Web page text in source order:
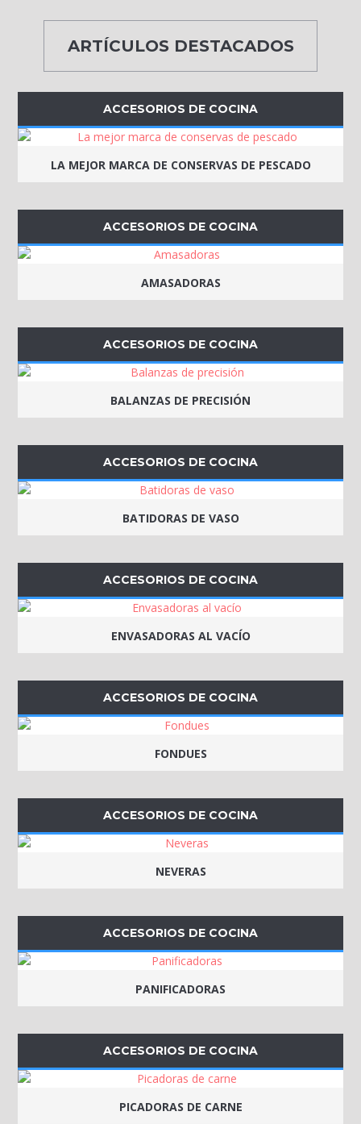
ARTÍCULOS DESTACADOS
ACCESORIOS DE COCINA
LA MEJOR MARCA DE CONSERVAS DE PESCADO
ACCESORIOS DE COCINA
AMASADORAS
ACCESORIOS DE COCINA
BALANZAS DE PRECISIÓN
ACCESORIOS DE COCINA
BATIDORAS DE VASO
ACCESORIOS DE COCINA
ENVASADORAS AL VACÍO
ACCESORIOS DE COCINA
FONDUES
ACCESORIOS DE COCINA
NEVERAS
ACCESORIOS DE COCINA
PANIFICADORAS
ACCESORIOS DE COCINA
PICADORAS DE CARNE